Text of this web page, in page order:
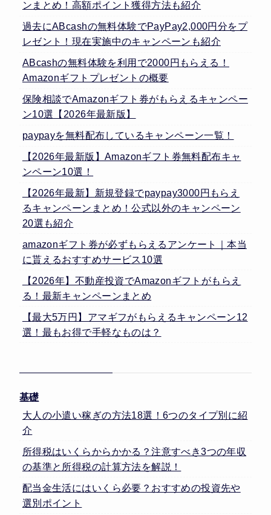
ンまとめ！高額ポイント獲得方法も紹介
過去にABcashの無料体験でPayPay2,000円分をプ
レゼント！現在実施中のキャンペーンも紹介
ABcashの無料体験を利用で2000円もらえる！
Amazonギフトプレゼントの概要
保険相談でAmazonギフト券がもらえるキャンペー
ン10選【2026年最新版】
paypayを無料配布しているキャンペーン一覧！
【2026年最新版】Amazonギフト券無料配布キャ
ンペーン10選！
【2026年最新】新規登録でpaypay3000円もらえ
るキャンペーンまとめ！公式以外のキャンペーン
20選も紹介
amazonギフト券が必ずもらえるアンケート｜本当
に貰えるおすすめサービス10選
【2026年】不動産投資でAmazonギフトがもらえ
る！最新キャンペーンまとめ
【最大5万円】アマギフがもらえるキャンペーン12
選！最もお得で手軽なものは？
基礎
大人の小遣い稼ぎの方法18選！6つのタイプ別に紹
介
所得税はいくらからかかる？注意すべき3つの年収
の基準と所得税の計算方法を解説！
配当金生活にはいくら必要？おすすめの投資先や
選別ポイント